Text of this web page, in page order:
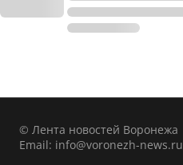
© Лента новостей Воронежа
Email: info@voronezh-news.ru